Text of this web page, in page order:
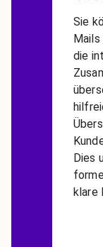
Sie
die
Dies
klare